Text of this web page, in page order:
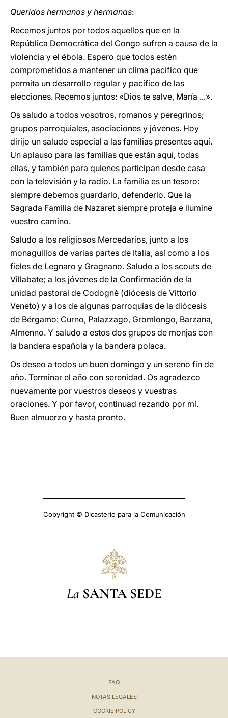
Queridos hermanos y hermanas:
Recemos juntos por todos aquellos que en la
República Democrática del Congo sufren a causa de la
violencia y el ébola. Espero que todos estén
comprometidos a mantener un clima pacífico que
permita un desarrollo regular y pacífico de las
elecciones. Recemos juntos: «Dios te salve, María ...».
Os saludo a todos vosotros, romanos y peregrinos;
grupos parroquiales, asociaciones y jóvenes. Hoy
dirijo un saludo especial a las familias presentes aquí.
Un aplauso para las familias que están aquí, todas
ellas, y también para quienes participan desde casa
con la televisión y la radio. La familia es un tesoro:
siempre debemos guardarlo, defenderlo. Que la
Sagrada Familia de Nazaret siempre proteja e ilumine
vuestro camino.
Saludo a los religiosos Mercedarios, junto a los
monaguillos de varias partes de Italia, así como a los
fieles de Legnaro y Gragnano. Saludo a los scouts de
Villabate; a los jóvenes de la Confirmación de la
unidad pastoral de Codognè (diócesis de Vittorio
Veneto) y a los de algunas parroquias de la diócesis
de Bérgamo: Curno, Palazzago, Gromlongo, Barzana,
Almenno. Y saludo a estos dos grupos de monjas con
la bandera española y la bandera polaca.
Os deseo a todos un buen domingo y un sereno fin de
año. Terminar el año con serenidad. Os agradezco
nuevamente por vuestros deseos y vuestras
oraciones. Y por favor, continuad rezando por mí.
Buen almuerzo y hasta pronto.
Copyright © Dicasterio para la Comunicación
La SANTA SEDE
FAQ
NOTAS LEGALES
COOKIE POLICY